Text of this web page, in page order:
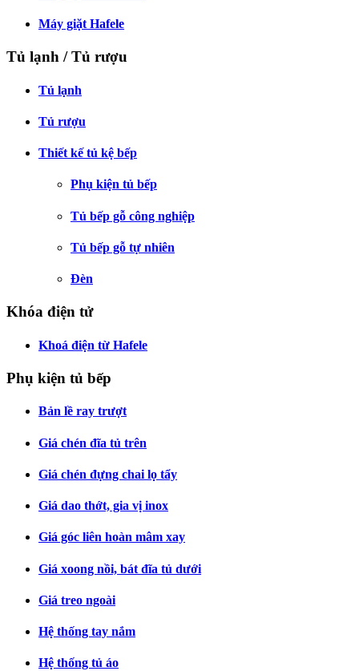
Máy giặt Hafele
Tủ lạnh / Tủ rượu
Tủ lạnh
Tủ rượu
Thiết kế tủ kệ bếp
Phụ kiện tủ bếp
Tủ bếp gỗ công nghiệp
Tủ bếp gỗ tự nhiên
Đèn
Khóa điện tử
Khoá điện từ Hafele
Phụ kiện tủ bếp
Bản lề ray trượt
Giá chén đĩa tủ trên
Giá chén đựng chai lọ tẩy
Giá dao thớt, gia vị inox
Giá góc liên hoàn mâm xay
Giá xoong nồi, bát đĩa tủ dưới
Giá treo ngoài
Hệ thống tay nắm
Hệ thống tủ áo